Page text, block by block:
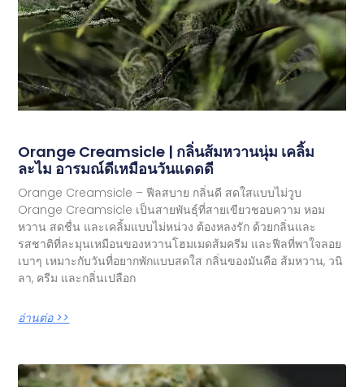
Orange Creamsicle | กลิ่นส้มหวานนุ่ม เคลิ้ม
ละไม อารมณ์ดีเหมือนวันแดดดี
Orange Creamsicle – ฟีลสบาย กลิ่นดี สดใสแบบไม่วูบ
Orange Creamsicle เป็นสายพันธุ์ที่สายเขียวชอบความ หอม
หวาน สดชื่น และเคลิ้มแบบไม่หน่วง ต้องหลงรัก ด้วยกลิ่นและ
รสชาติที่ละมุนเหมือนของหวานโฮมเมดส้มครีม และฟีลที่พาใจลอย
เบาๆ เหมาะกับวันที่อยากพักแบบสดใส กลิ่นของมันคือ ส้มหวาน, วนิ
ลา, ครีม และกลิ่นเปลือก
อ่านต่อ >>